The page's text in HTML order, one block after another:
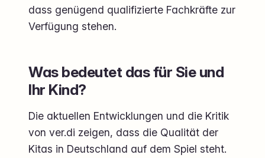
dass genügend qualifizierte Fachkräfte zur
Verfügung stehen.
Was bedeutet das für Sie und
Ihr Kind?
Die aktuellen Entwicklungen und die Kritik
von ver.di zeigen, dass die Qualität der
Kitas in Deutschland auf dem Spiel steht.